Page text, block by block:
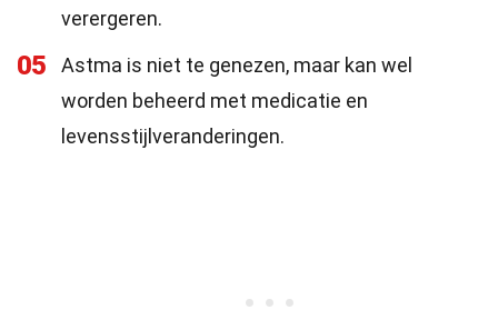
verergeren.
05
Astma is niet te genezen, maar kan wel
worden beheerd met medicatie en
levensstijlveranderingen.